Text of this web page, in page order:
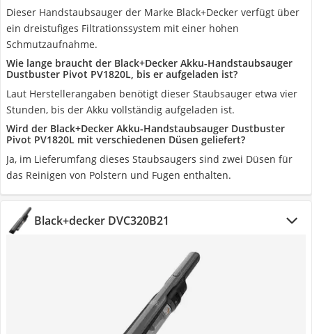
Dieser Handstaubsauger der Marke Black+Decker verfügt über
ein dreistufiges Filtrationssystem mit einer hohen
Schmutzaufnahme.
Wie lange braucht der Black+Decker Akku-Handstaubsauger
Dustbuster Pivot PV1820L, bis er aufgeladen ist?
Laut Herstellerangaben benötigt dieser Staubsauger etwa vier
Stunden, bis der Akku vollständig aufgeladen ist.
Wird der Black+Decker Akku-Handstaubsauger Dustbuster
Pivot PV1820L mit verschiedenen Düsen geliefert?
Ja, im Lieferumfang dieses Staubsaugers sind zwei Düsen für
das Reinigen von Polstern und Fugen enthalten.
Black+decker DVC320B21